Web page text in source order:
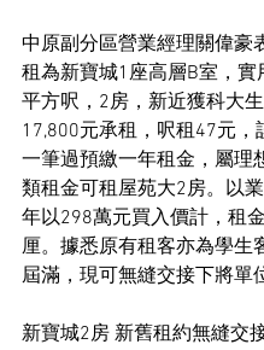
中原副分區營業經理關偉豪
租為新寶城1座高層B室，實
平方呎，2房，新近獲科大
17,800元承租，呎租47元，
一筆過預繳一年租金，屬理
類租金可租屋苑大2房。以
年以298萬元買入價計，租
厘。據悉原有租客亦為學生
屆滿，現可無縫交接下將單
新寶城2房 新舊租約無縫交